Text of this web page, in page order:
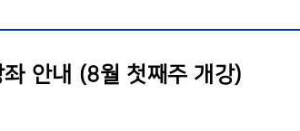
안내 (8월 첫째주 개강)